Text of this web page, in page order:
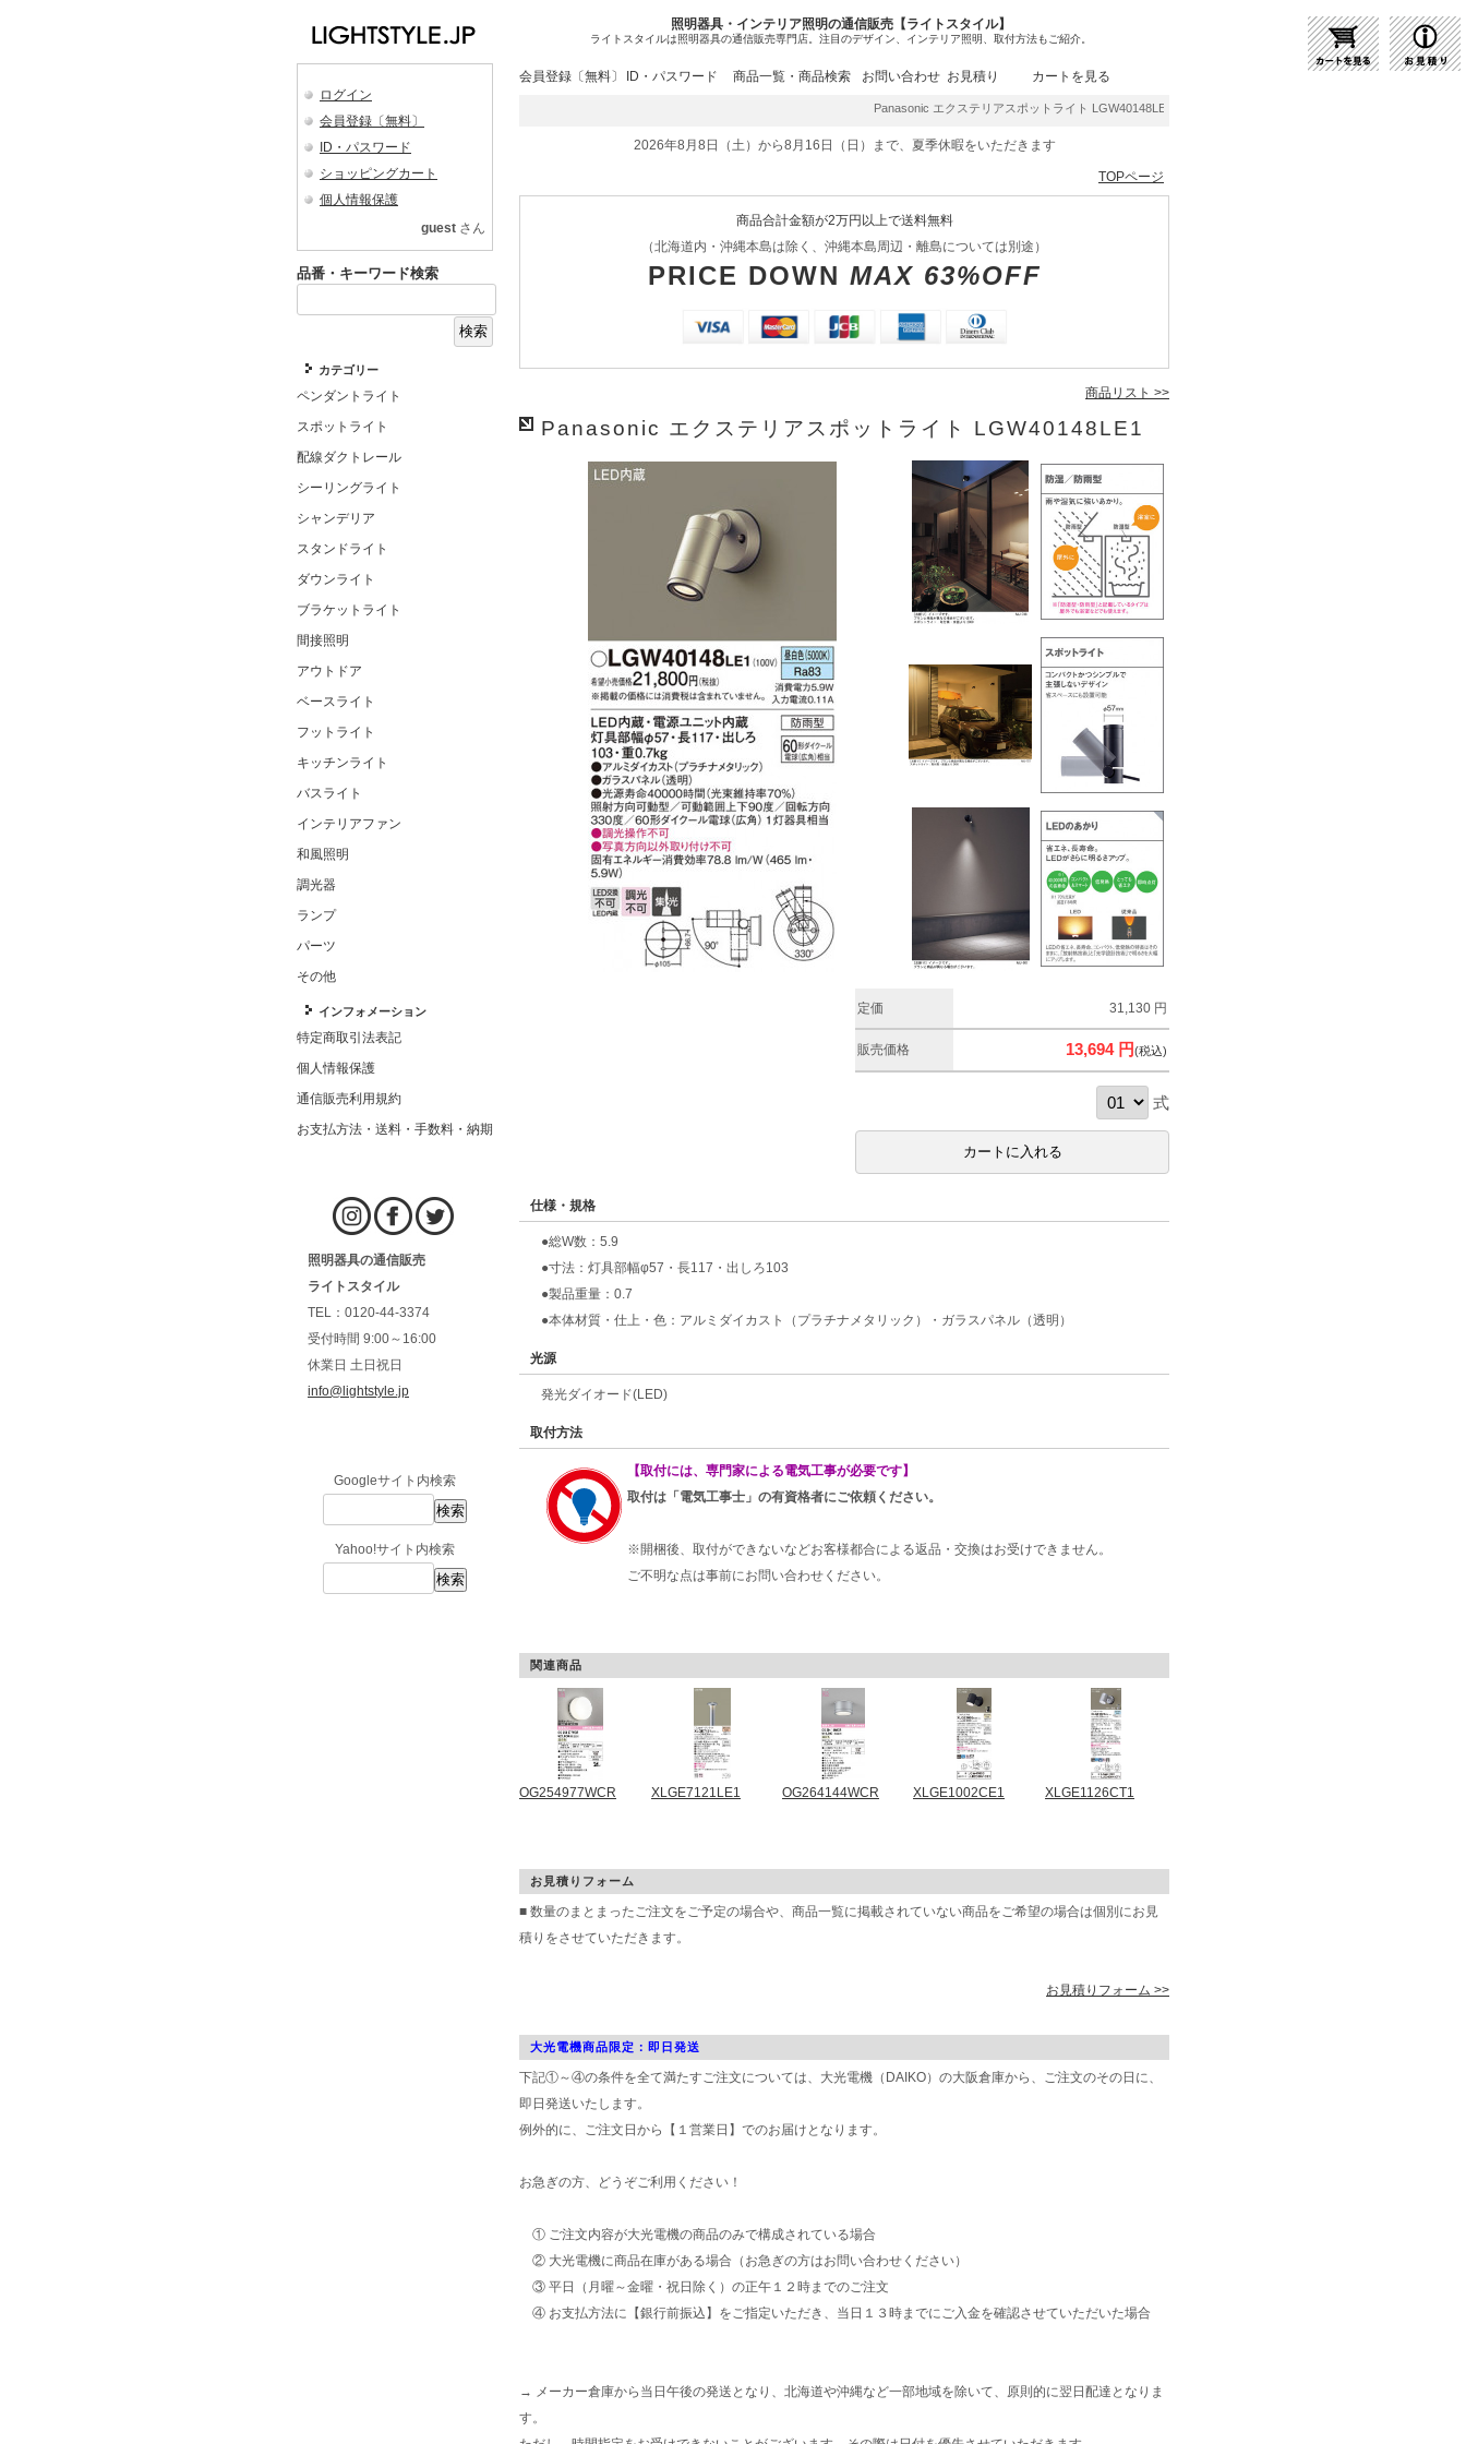
照明器具・インテリア照明の通信販売【ライトスタイル】
ライトスタイルは照明器具の通信販売専門店。注目のデザイン、インテリア照明、取付方法もご紹介。
ログイン
会員登録〔無料〕
ID・パスワード
ショッピングカート
個人情報保護
guest さん
品番・キーワード検索
カテゴリー
ペンダントライト
スポットライト
配線ダクトレール
シーリングライト
シャンデリア
スタンドライト
ダウンライト
ブラケットライト
間接照明
アウトドア
ベースライト
フットライト
キッチンライト
バスライト
インテリアファン
和風照明
調光器
ランプ
パーツ
その他
インフォメーション
特定商取引法表記
個人情報保護
通信販売利用規約
お支払方法・送料・手数料・納期
照明器具の通信販売
ライトスタイル
TEL：0120-44-3374
受付時間 9:00～16:00
休業日 土日祝日
info@lightstyle.jp
Googleサイト内検索
Yahoo!サイト内検索
会員登録〔無料〕 ID・パスワード 商品一覧・商品検索 お問い合わせ お見積り カートを見る
Panasonic エクステリアスポットライト LGW40148LE1 | 商品紹介 | 照明器具の通販・インテリア照明の通信販売
2026年8月8日（土）から8月16日（日）まで、夏季休暇をいただきます
TOPページ
商品合計金額が2万円以上で送料無料
（北海道内・沖縄本島は除く、沖縄本島周辺・離島については別途）
PRICE DOWN MAX 63%OFF
商品リスト >>
Panasonic エクステリアスポットライト LGW40148LE1
定価 31,130 円
販売価格 13,694 円(税込)
式
仕様・規格
●総W数：5.9
●寸法：灯具部幅φ57・長117・出しろ103
●製品重量：0.7
●本体材質・仕上・色：アルミダイカスト（プラチナメタリック）・ガラスパネル（透明）
光源
発光ダイオード(LED)
取付方法
【取付には、専門家による電気工事が必要です】
取付は「電気工事士」の有資格者にご依頼ください。
※開梱後、取付ができないなどお客様都合による返品・交換はお受けできません。
ご不明な点は事前にお問い合わせください。
関連商品
OG254977WCR XLGE7121LE1 OG264144WCR XLGE1002CE1 XLGE1126CT1
お見積りフォーム
■ 数量のまとまったご注文をご予定の場合や、商品一覧に掲載されていない商品をご希望の場合は個別にお見
積りをさせていただきます。
お見積りフォーム >>
大光電機商品限定：即日発送
下記①～④の条件を全て満たすご注文については、大光電機（DAIKO）の大阪倉庫から、ご注文のその日に、
即日発送いたします。
例外的に、ご注文日から【１営業日】でのお届けとなります。
お急ぎの方、どうぞご利用ください！
① ご注文内容が大光電機の商品のみで構成されている場合
② 大光電機に商品在庫がある場合（お急ぎの方はお問い合わせください）
③ 平日（月曜～金曜・祝日除く）の正午１２時までのご注文
④ お支払方法に【銀行前振込】をご指定いただき、当日１３時までにご入金を確認させていただいた場合
→ メーカー倉庫から当日午後の発送となり、北海道や沖縄など一部地域を除いて、原則的に翌日配達となりま
す。